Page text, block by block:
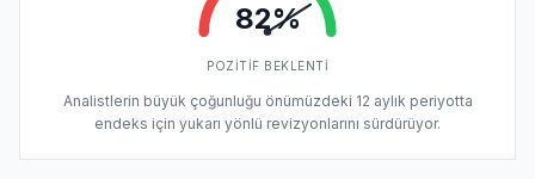
82%
POZITIF BEKLENTI
Analistlerin büyük çoğunluğu önümüzdeki 12 aylık periyotta
endeks için yukarı yönlü revizyonlarını sürdürüyor.